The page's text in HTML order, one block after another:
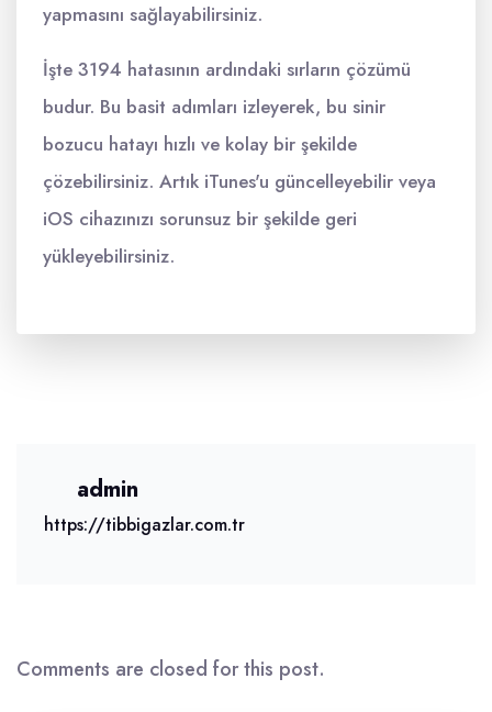
yapmasını sağlayabilirsiniz.
İşte 3194 hatasının ardındaki sırların çözümü
budur. Bu basit adımları izleyerek, bu sinir
bozucu hatayı hızlı ve kolay bir şekilde
çözebilirsiniz. Artık iTunes'u güncelleyebilir veya
iOS cihazınızı sorunsuz bir şekilde geri
yükleyebilirsiniz.
admin
https://tibbigazlar.com.tr
Comments are closed for this post.